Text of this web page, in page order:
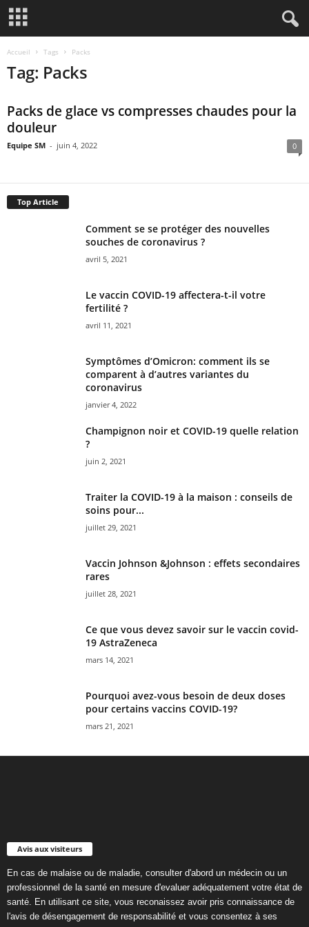
Accueil Tags Packs
Tag: Packs
Packs de glace vs compresses chaudes pour la
douleur
Equipe SM - juin 4, 2022 0
Top Article
Comment se se protéger des nouvelles
souches de coronavirus ?
avril 5, 2021
Le vaccin COVID-19 affectera-t-il votre
fertilité ?
avril 11, 2021
Symptômes d’Omicron: comment ils se
comparent à d’autres variantes du
coronavirus
janvier 4, 2022
Champignon noir et COVID-19 quelle relation
?
juin 2, 2021
Traiter la COVID-19 à la maison : conseils de
soins pour...
juillet 29, 2021
Vaccin Johnson &Johnson : effets secondaires
rares
juillet 28, 2021
Ce que vous devez savoir sur le vaccin covid-
19 AstraZeneca
mars 14, 2021
Pourquoi avez-vous besoin de deux doses
pour certains vaccins COVID-19?
mars 21, 2021
Avis aux visiteurs
En cas de malaise ou de maladie, consulter d'abord un médecin ou un
professionnel de la santé en mesure d'evaluer adéquatement votre état de
santé. En utilisant ce site, vous reconaissez avoir pris connaissance de
l'avis de désengagement de responsabilité et vous consentez à ses